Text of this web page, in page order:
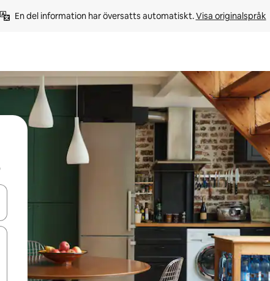
En del information har översatts automatiskt. Visa originalspråk
och nedåtpilarna eller utforska genom att trycka eller svepa.